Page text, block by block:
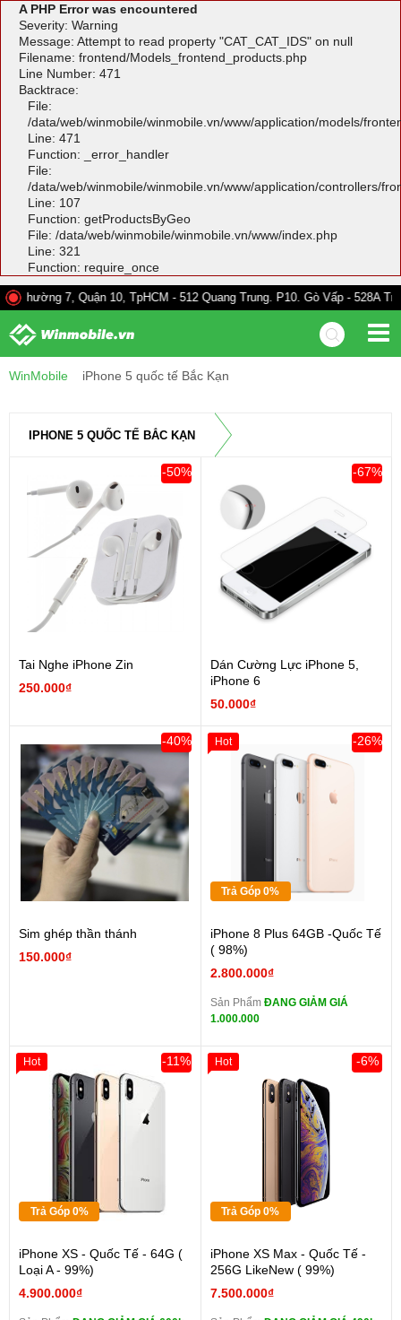
A PHP Error was encountered
Severity: Warning
Message: Attempt to read property "CAT_CAT_IDS" on null
Filename: frontend/Models_frontend_products.php
Line Number: 471
Backtrace:
File:
/data/web/winmobile/winmobile.vn/www/application/models/
Line: 471
Function: _error_handler
File:
/data/web/winmobile/winmobile.vn/www/application/controllers/
Line: 107
Function: getProductsByGeo
File: /data/web/winmobile/winmobile.vn/www/index.php
Line: 321
Function: require_once
Quận 10, TpHCM - 512 Quang Trung. P10. Gò Vấp - 528A Trường
WinMobile iPhone 5 quốc tế Bắc Kạn
IPHONE 5 QUỐC TẾ BẮC KẠN
Tai Nghe iPhone Zin
250.000₫
-50%
Dán Cường Lực iPhone 5,
iPhone 6
50.000₫
-67%
Sim ghép thần thánh
150.000₫
-40%
Trả Góp 0%
iPhone 8 Plus 64GB -Quốc Tế
( 98%)
2.800.000₫
-26%
Sản Phẩm ĐANG GIẢM GIÁ
1.000.000
Hot
Trả Góp 0%
iPhone XS - Quốc Tế - 64G (
Loại A - 99%)
4.900.000₫
-11%
Hot
Trả Góp 0%
iPhone XS Max - Quốc Tế -
256G LikeNew ( 99%)
7.500.000₫
-6%
Hot